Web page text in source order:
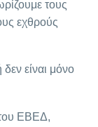
τους
εχθρούς
είναι μόνο
του ΕΒΕΔ,